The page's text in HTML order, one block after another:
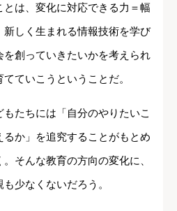
とは、変化に対応できる力＝幅
新しく生まれる情報技術を学び
創っていきたいかを考えられ
ていこうということだ。
たちには「自分のやりたいこ
るか」を追究することがもとめ
そんな教育の方向の変化に、
少なくないだろう。